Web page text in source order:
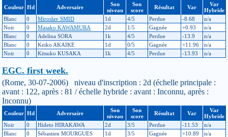
Couleur Hd Adversaire
Son
niveau
Son
score
Résultat Var
Var
Hybride
Blanc
0 Miroslav SMID 1d 4/5 Perdue -8.68
n/a
Noir
0 Masako KAWAMURA 2d 1/5 Gagnée +0.93
n/a
Blanc
0 Adelina SORA 1k 4/5 Perdue -13.9
n/a
Blanc
0 Keiko AKAIKE 1d 0/5 Gagnée +11.96
n/a
Noir
0 Kitsuko KUSAKA 1k 4/5 Perdue -13.93 n/a
EGC. first week.
(Rome, 30-07-2006) niveau d'inscription : 2d (échelle principale :
avant : 122, après : 81 / échelle hybride : avant : Inconnu, après :
Inconnu)
Couleur Hd Adversaire
Son
niveau
Son
score
Résultat Var
Var
Hybride
Noir
0 Hideto HIRAKAWA 2d 3/5 Perdue -11.53
n/a
Blanc
0 Sébastien MOURGUES 1d 3/5 Gagnée +10.89
n/a